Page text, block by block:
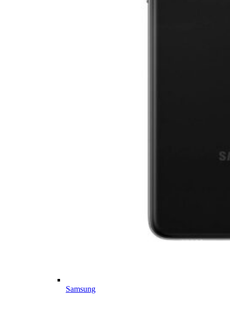
Samsung